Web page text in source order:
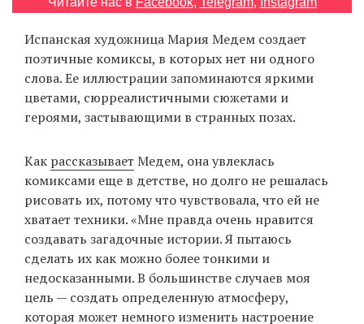
EN
UA
Испанская художница Мария Медем создает
поэтичные комиксы, в которых нет ни одного
слова. Ее иллюстрации запоминаются яркими
цветами, сюрреалистичными сюжетами и
героями, застывающими в странных позах.
Как рассказывает Медем, она увлеклась
комиксами еще в детстве, но долго не решалась
рисовать их, потому что чувствовала, что ей не
хватает техники. «Мне правда очень нравится
создавать загадочные истории. Я пытаюсь
сделать их как можно более тонкими и
недосказанными. В большинстве случаев моя
цель — создать определенную атмосферу,
которая может немного изменить настроение